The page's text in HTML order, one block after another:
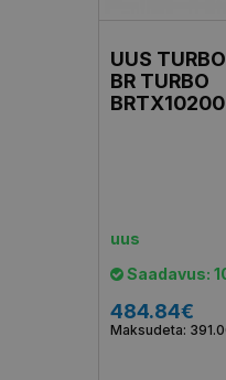
UUS
BR TURBO
BRTX10200
uus
Saadavus:
484.84€
Maksudeta: